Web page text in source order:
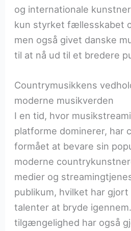
og internationale
kun styrket fællesskabet
men også givet danske
til at nå ud til et bredere
Countrymusikkens
moderne musikverden
I en tid, hvor
platforme dominerer, har
formået at bevare sin
moderne
medier og
publikum, hvilket har
talenter at bryde
tilgængelighed har også